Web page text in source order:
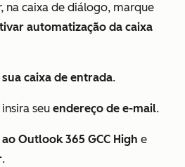
na caixa de diálogo, marque
automatização da caixa
caixa de entrada.
seu endereço de e-mail.
Outlook 365 GCC High e
.